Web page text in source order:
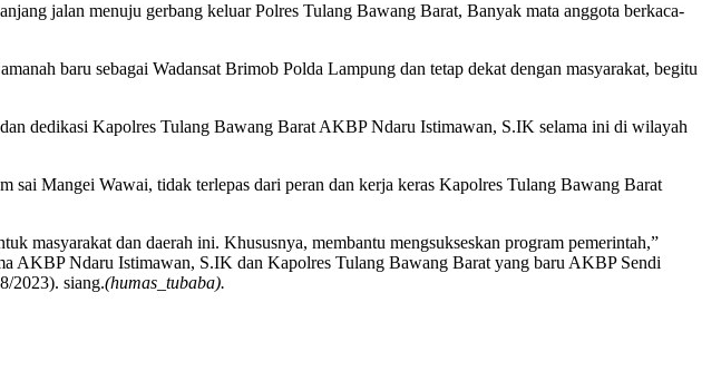
jalan menuju gerbang keluar Polres Tulang Bawang Barat, Banyak mata anggota berkaca-
baru sebagai Wadansat Brimob Polda Lampung dan tetap dekat dengan masyarakat, begitu
dedikasi Kapolres Tulang Bawang Barat AKBP Ndaru Istimawan, S.IK selama ini di wilayah
sai Mangei Wawai, tidak terlepas dari peran dan kerja keras Kapolres Tulang Bawang Barat
masyarakat dan daerah ini. Khususnya, membantu mengsukseskan program pemerintah,”
AKBP Ndaru Istimawan, S.IK dan Kapolres Tulang Bawang Barat yang baru AKBP Sendi
2023). siang.(humas_tubaba).